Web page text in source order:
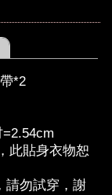
*2
此貼身衣物恕
請勿試穿，謝